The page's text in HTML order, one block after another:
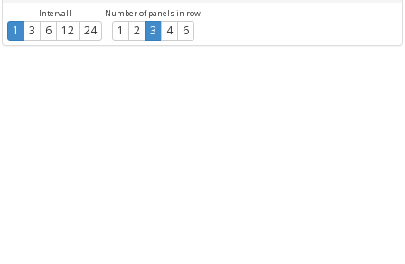
Intervall
1 3 6 12 24
Number of panels in row
1 2 3 4 6